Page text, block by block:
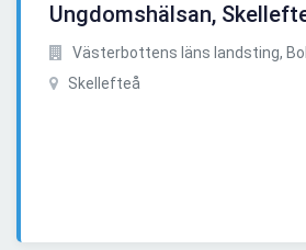
Ungdomshälsan,
Västerbottens läns landsting,
Skellefteå